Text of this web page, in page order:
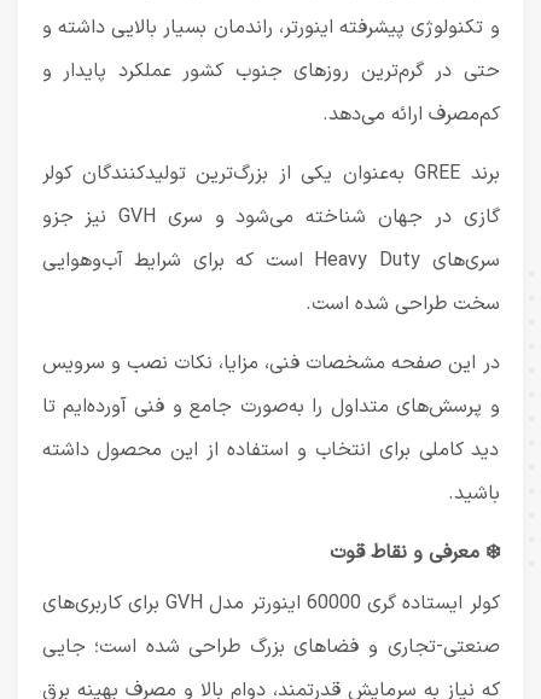
و تکنولوژی پیشرفته اینورتر، راندمان بسیار بالایی داشته و
حتی در گرم‌ترین روزهای جنوب کشور عملکرد پایدار و
کم‌مصرف ارائه می‌دهد.
برند GREE به‌عنوان یکی از بزرگ‌ترین تولیدکنندگان کولر
گازی در جهان شناخته می‌شود و سری GVH نیز جزو
سری‌های Heavy Duty است که برای شرایط آب‌وهوایی
سخت طراحی شده است.
در این صفحه مشخصات فنی، مزایا، نکات نصب و سرویس
و پرسش‌های متداول را به‌صورت جامع و فنی آورده‌ایم تا
دید کاملی برای انتخاب و استفاده از این محصول داشته
باشید.
❄️ معرفی و نقاط قوت
کولر ایستاده گری 60000 اینورتر مدل GVH برای کاربری‌های
صنعتی-تجاری و فضاهای بزرگ طراحی شده است؛ جایی
که نیاز به سرمایش قدرتمند، دوام بالا و مصرف بهینه برق